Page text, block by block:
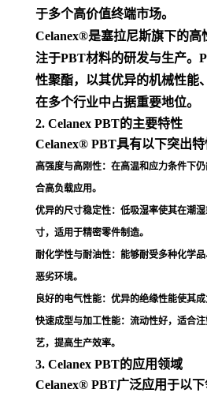
于多个高价值终端市场。
Celanex®是塞拉尼斯旗下的高
注于PBT材料的研发与生产。
性聚酯，以其优异的机械性能
在多个行业中占据重要地位。
2. Celanex PBT的主要特性
Celanex® PBT具有以下突出特
高强度与高刚性：在高温和应力条件下
合高负载应用。
优异的尺寸稳定性：低吸湿率使其在潮
寸，适用于精密零件制造。
耐化学性与耐油性：能够耐受多种化学
恶劣环境。
良好的电气性能：优异的绝缘性能使其
快速成型与加工性能：流动性好，适合
艺，提高生产效率。
3. Celanex PBT的应用领域
Celanex® PBT广泛应用于以下